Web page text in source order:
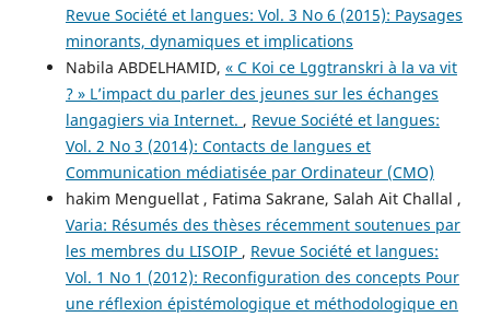
Revue Société et langues: Vol. 3 No 6 (2015): Paysages
minorants, dynamiques et implications
Nabila ABDELHAMID, « C Koi ce Lggtranskri à la va vit
? » L’impact du parler des jeunes sur les échanges
langagiers via Internet. , Revue Société et langues:
Vol. 2 No 3 (2014): Contacts de langues et
Communication médiatisée par Ordinateur (CMO)
hakim Menguellat , Fatima Sakrane, Salah Ait Challal ,
Varia: Résumés des thèses récemment soutenues par
les membres du LISOIP , Revue Société et langues:
Vol. 1 No 1 (2012): Reconfiguration des concepts Pour
une réflexion épistémologique et méthodologique en